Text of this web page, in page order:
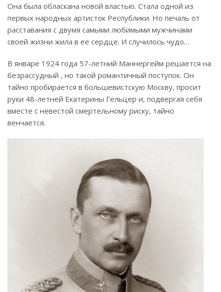
Она была обласкана новой властью. Стала одной из
первых народных артисток Республики. Но печаль от
расставания с двумя самыми любимыми мужчинами
своей жизни жила в ее сердце. И случилось чудо…
В январе 1924 года 57-летний Маннергейм решается на
безрассудный , но такой романтичный поступок. Он
тайно пробирается в большевистскую Москву, просит
руки 48-летней Екатерины Гельцер и, подвергая себя
вместе с невестой смертельному риску, тайно
венчается.